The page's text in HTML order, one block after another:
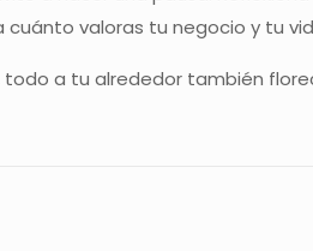
valoras tu negocio y tu
a tu alrededor también